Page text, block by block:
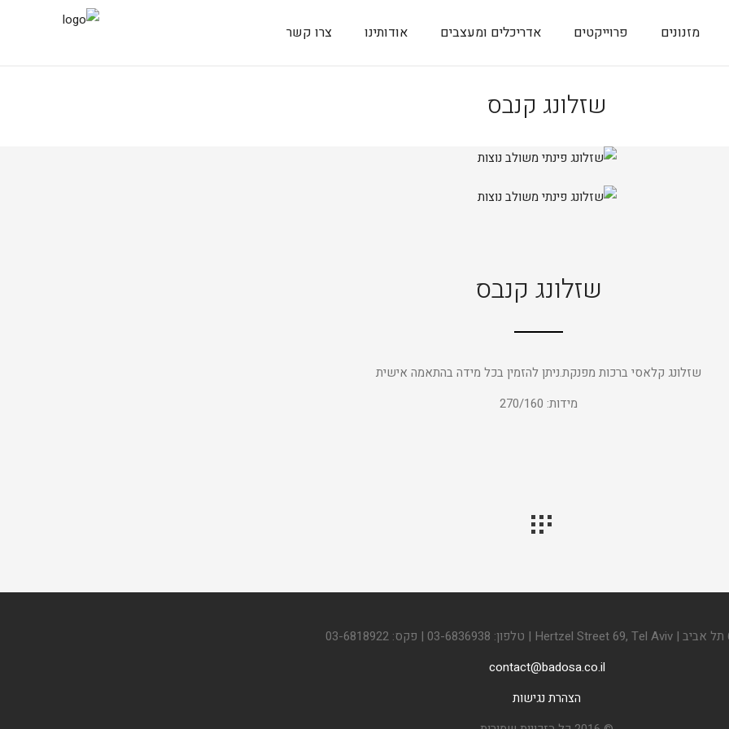
מזנונים פרוייקטים אדריכלים ומעצבים אודותינו צרו קשר
שזלונג קנבס
שזלונג קנבס
שזלונג קלאסי ברכות מפנקת.ניתן להזמין בכל מידה בהתאמה אישית
מידות: 270/160
contact@badosa.co.il
הצהרת נגישות